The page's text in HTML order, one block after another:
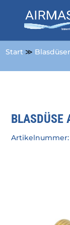
Start ≫
BLASDÜSE